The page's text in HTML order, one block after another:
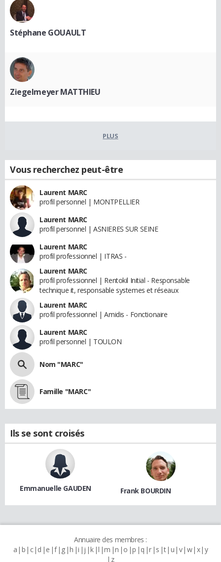
Stéphane GOUAULT
Ziegelmeyer MATTHIEU
PLUS
Vous recherchez peut-être
Laurent MARC
profil personnel | MONTPELLIER
Laurent MARC
profil personnel | ASNIERES SUR SEINE
Laurent MARC
profil professionnel | ITRAS -
Laurent MARC
profil professionnel | Rentokil Initial - Responsable
technique it, responsable systemes et réseaux
Laurent MARC
profil professionnel | Amidis - Fonctionaire
Laurent MARC
profil personnel | TOULON
Nom "MARC"
Famille "MARC"
Ils se sont croisés
Emmanuelle GAUDEN Frank BOURDIN
Annuaire des membres :
a b c d e f g h i j k l m n o p q r s t u v w x y
z